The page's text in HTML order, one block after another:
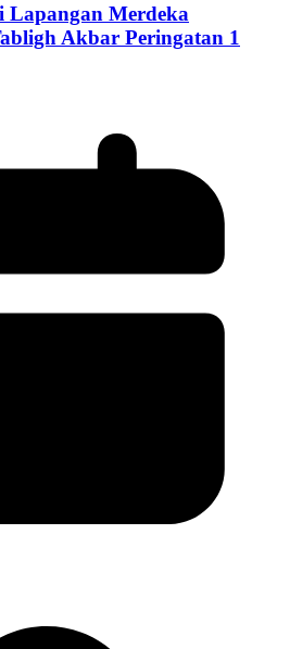
Lapangan Merdeka
Akbar Peringatan 1